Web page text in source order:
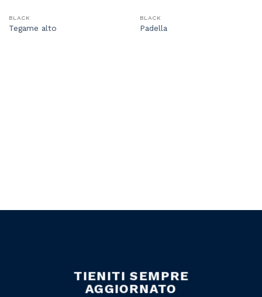
BLACK
Tegame alto
BLACK
Padella
TIENITI SEMPRE
AGGIORNATO